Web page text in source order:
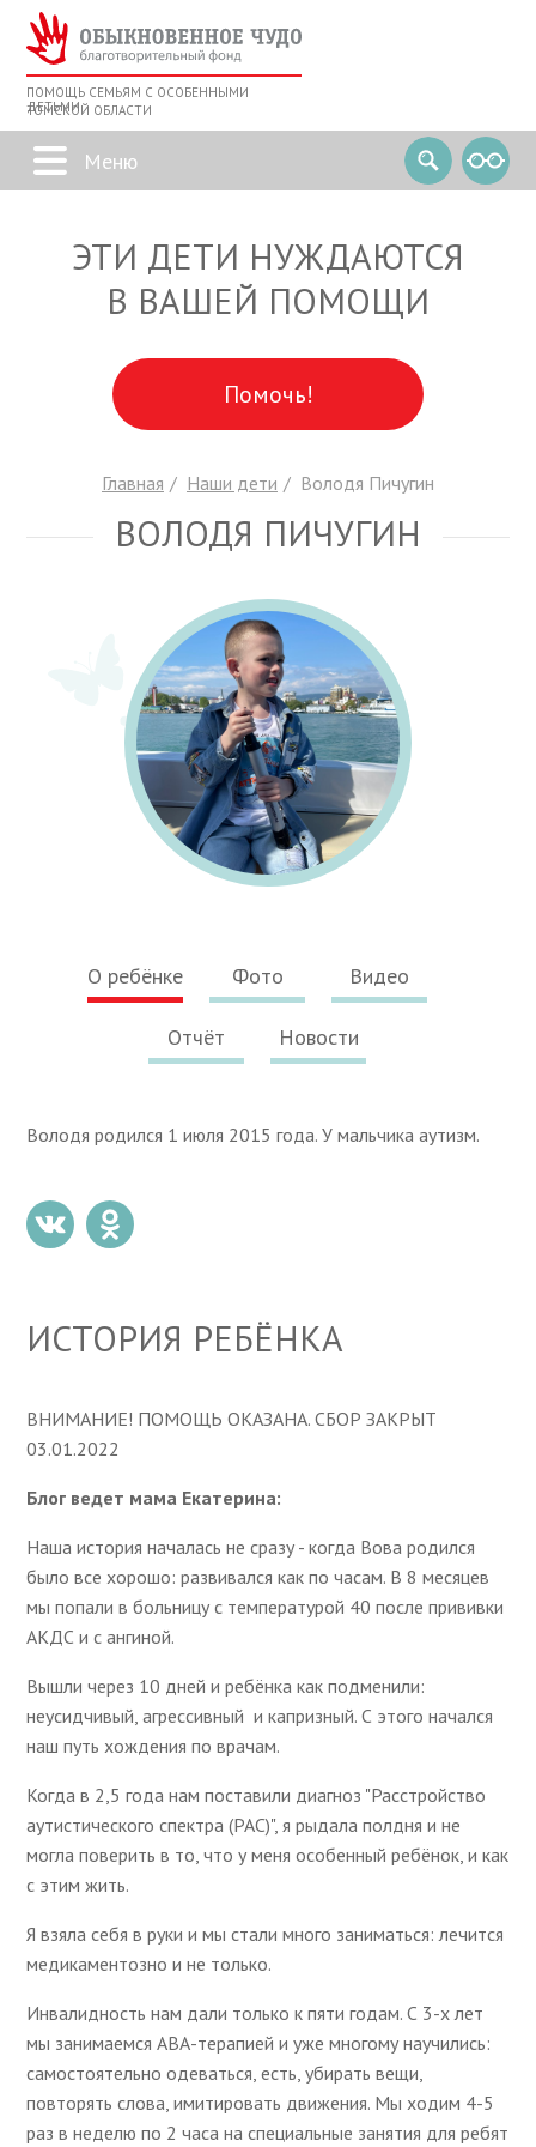
ПОМОЩЬ СЕМЬЯМ С ОСОБЕННЫМИ
ДЕТЬМИ
ТОМСКОЙ ОБЛАСТИ
ЭТИ ДЕТИ НУЖДАЮТСЯ
В ВАШЕЙ ПОМОЩИ
Помочь!
Главная Наши дети Володя Пичугин
ВОЛОДЯ ПИЧУГИН
О ребёнке Фото Видео
Отчёт Новости
Володя родился 1 июля 2015 года. У мальчика аутизм.
ИСТОРИЯ РЕБЁНКА
ВНИМАНИЕ! ПОМОЩЬ ОКАЗАНА. СБОР ЗАКРЫТ
03.01.2022
Блог ведет мама Екатерина:
Наша история началась не сразу - когда Вова родился
было все хорошо: развивался как по часам. В 8 месяцев
мы попали в больницу с температурой 40 после прививки
АКДС и с ангиной.
Вышли через 10 дней и ребёнка как подменили:
неусидчивый, агрессивный и капризный. С этого начался
наш путь хождения по врачам.
Когда в 2,5 года нам поставили диагноз "Расстройство
аутистического спектра (РАС)", я рыдала полдня и не
могла поверить в то, что у меня особенный ребёнок, и как
с этим жить.
Я взяла себя в руки и мы стали много заниматься: лечится
медикаментозно и не только.
Инвалидность нам дали только к пяти годам. С 3-х лет
мы занимаемся АВА-терапией и уже многому научились:
самостоятельно одеваться, есть, убирать вещи,
повторять слова, имитировать движения. Мы ходим 4-5
раз в неделю по 2 часа на специальные занятия для ребят